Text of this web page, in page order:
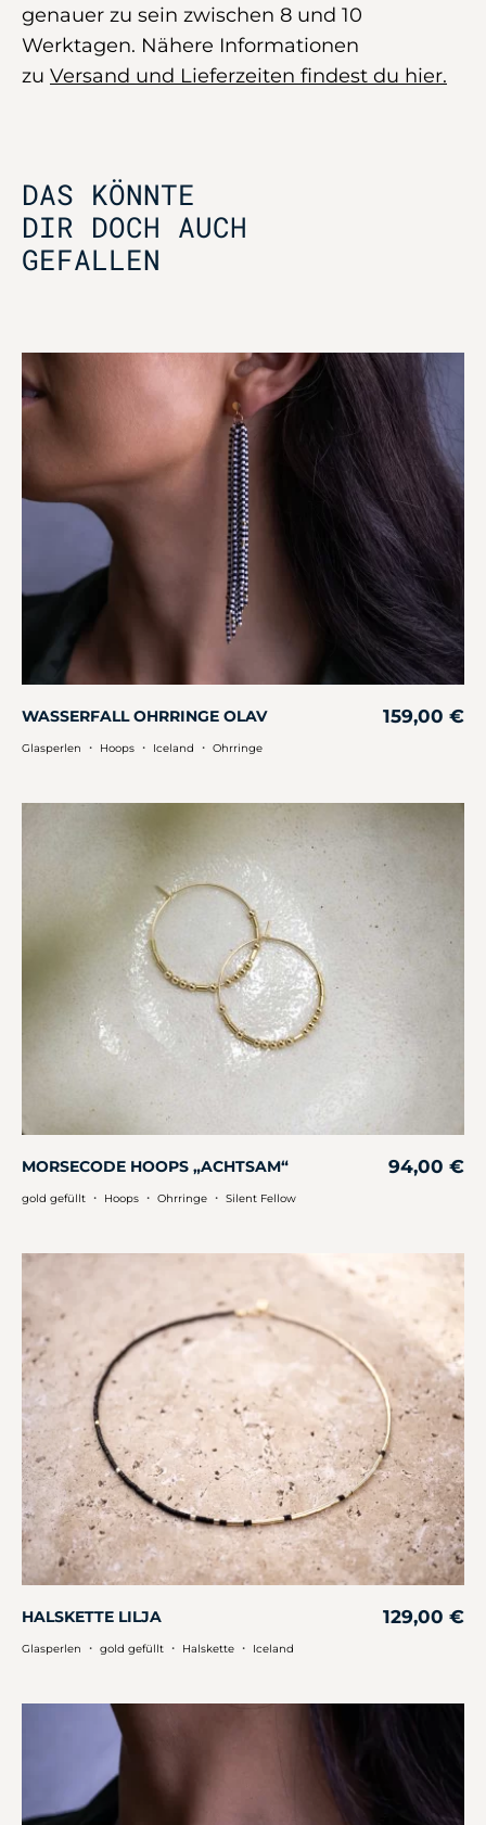
genauer zu sein zwischen 8 und 10
Werktagen. Nähere Informationen
zu Versand und Lieferzeiten findest du hier.
DAS KÖNNTE
DIR DOCH AUCH
GEFALLEN
WASSERFALL OHRRINGE OLAV 159,00 €
Glasperlen ・ Hoops ・ Iceland ・ Ohrringe
MORSECODE HOOPS „ACHTSAM“ 94,00 €
gold gefüllt ・ Hoops ・ Ohrringe ・ Silent Fellow
HALSKETTE LILJA 129,00 €
Glasperlen ・ gold gefüllt ・ Halskette ・ Iceland